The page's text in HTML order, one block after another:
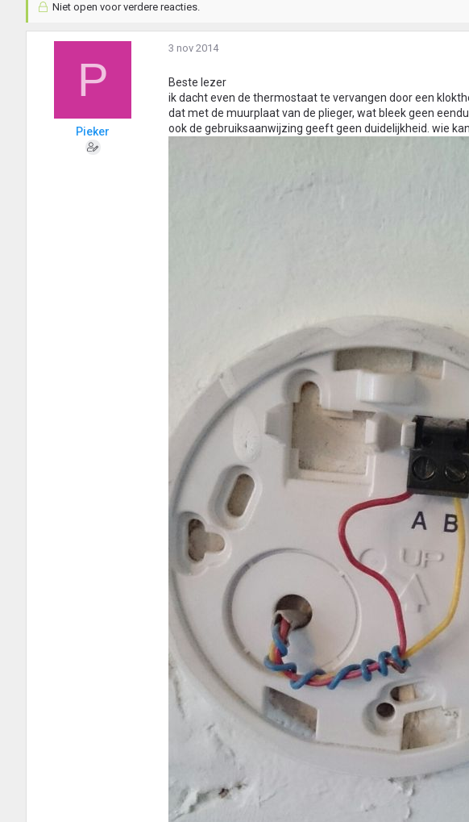
Niet open voor verdere reacties.
P
Pieker
3 nov 2014
Beste lezer
ik dacht even de thermostaat te vervangen door een
dat met de muurplaat van de plieger, wat bleek geen
ook de gebruiksaanwijzing geeft geen duidelijkheid. wie